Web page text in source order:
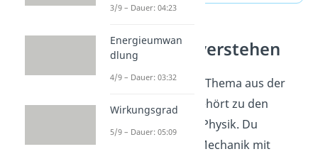
Mechanik verstehen
Hubarbeit ist ein Thema aus der
Mechanik und gehört zu den
Grundlagen der Physik. Du
rechnest in der Mechanik mit
3/9 – Dauer: 04:23
Energieumwan
dlung
4/9 – Dauer: 03:32
Wirkungsgrad
5/9 – Dauer: 05:09